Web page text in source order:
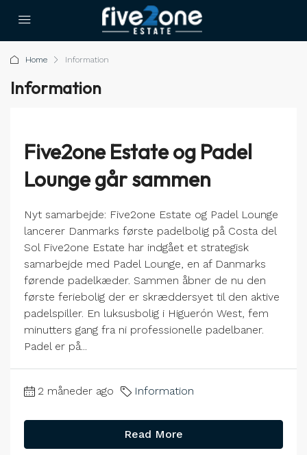
Home Information
Information
Five2one Estate og Padel
Lounge går sammen
Nyt samarbejde: Five2one Estate og Padel Lounge
lancerer Danmarks første padelbolig på Costa del
Sol Five2one Estate har indgået et strategisk
samarbejde med Padel Lounge, en af Danmarks
førende padelkæder. Sammen åbner de nu den
første feriebolig der er skræddersyet til den aktive
padelspiller. En luksusbolig i Higuerón West, fem
minutters gang fra ni professionelle padelbaner.
Padel er på...
2 måneder ago Information
Read More